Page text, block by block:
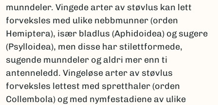
munndeler. Vingede arter av støvlus kan lett
forveksles med ulike nebbmunner (orden
Hemiptera), især bladlus (Aphidoidea) og sugere
(Psylloidea), men disse har stilettformede,
sugende munndeler og aldri mer enn ti
antenneledd. Vingeløse arter av støvlus
forveksles lettest med spretthaler (orden
Collembola) og med nymfestadiene av ulike